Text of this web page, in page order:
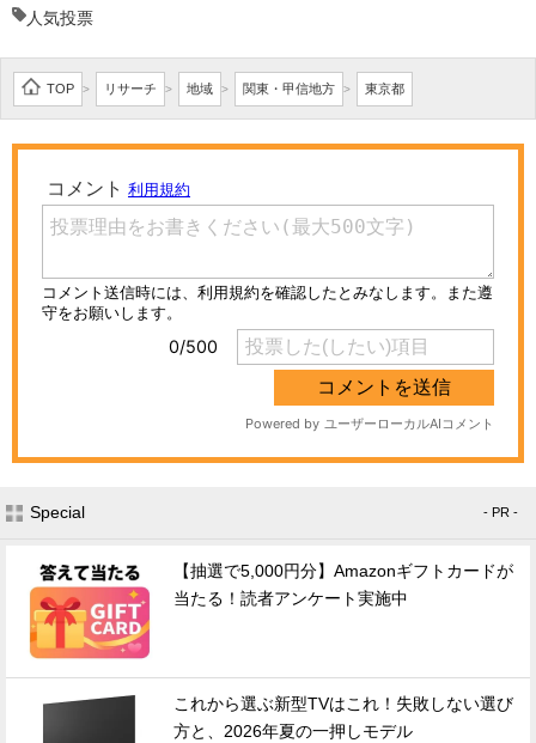
人気投票
TOP > リサーチ > 地域 > 関東・甲信地方 > 東京都
Special - PR -
【抽選で5,000円分】Amazonギフトカードが
当たる！読者アンケート実施中
これから選ぶ新型TVはこれ！失敗しない選び
方と、2026年夏の一押しモデル